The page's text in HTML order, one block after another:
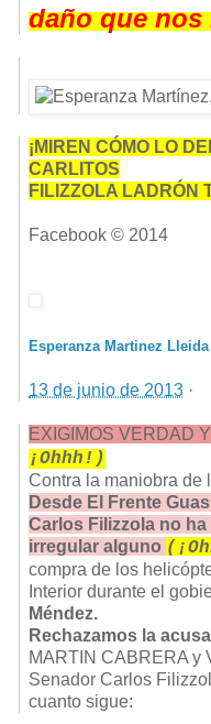
daño que nos
¡MIREN CÓMO LO
CARLITOS
FILIZZOLA LADRÓN
Facebook © 2014
Esperanza Martinez Lleida
13 de junio de 2013 ·
EXIGIMOS VERDAD
¡Ohhh!)
Contra la maniobra de
Desde El Frente
Carlos Filizzola no
irregular alguno
compra de los
Interior durante el
Méndez.
Rechazamos la
MARTIN CABRERA y
Senador Carlos
cuanto sigue: